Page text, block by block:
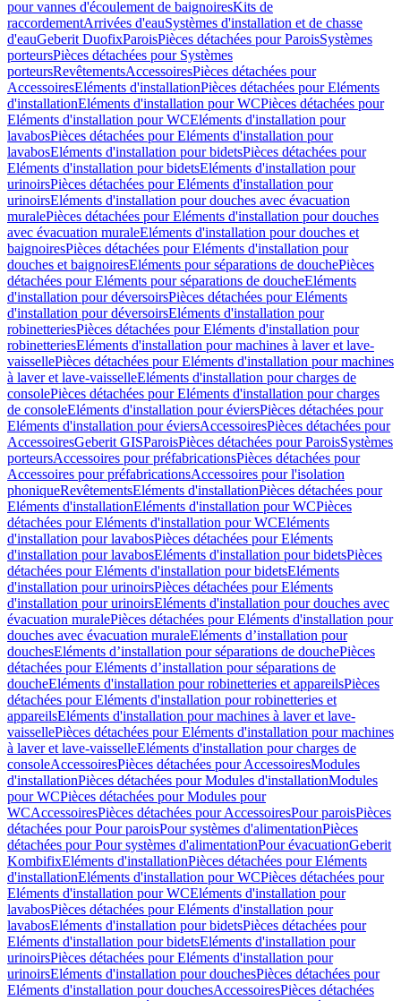
pour vannes d'écoulement de baignoiresKits de
raccordementArrivées d'eauSystèmes d'installation et de chasse
d'eauGeberit DuofixParoisPièces détachées pour ParoisSystèmes
porteursPièces détachées pour Systèmes
porteursRevêtementsAccessoiresPièces détachées pour
AccessoiresEléments d'installationPièces détachées pour Eléments
d'installationEléments d'installation pour WCPièces détachées pour
Eléments d'installation pour WCEléments d'installation pour
lavabosPièces détachées pour Eléments d'installation pour
lavabosEléments d'installation pour bidetsPièces détachées pour
Eléments d'installation pour bidetsEléments d'installation pour
urinoirsPièces détachées pour Eléments d'installation pour
urinoirsEléments d'installation pour douches avec évacuation
muralePièces détachées pour Eléments d'installation pour douches
avec évacuation muraleEléments d'installation pour douches et
baignoiresPièces détachées pour Eléments d'installation pour
douches et baignoiresEléments pour séparations de douchePièces
détachées pour Eléments pour séparations de doucheEléments
d'installation pour déversoirsPièces détachées pour Eléments
d'installation pour déversoirsEléments d'installation pour
robinetteriesPièces détachées pour Eléments d'installation pour
robinetteriesEléments d'installation pour machines à laver et lave-
vaissellePièces détachées pour Eléments d'installation pour machines
à laver et lave-vaisselleEléments d'installation pour charges de
consolePièces détachées pour Eléments d'installation pour charges
de consoleEléments d'installation pour éviersPièces détachées pour
Eléments d'installation pour éviersAccessoiresPièces détachées pour
AccessoiresGeberit GISParoisPièces détachées pour ParoisSystèmes
porteursAccessoires pour préfabricationsPièces détachées pour
Accessoires pour préfabricationsAccessoires pour l'isolation
phoniqueRevêtementsEléments d'installationPièces détachées pour
Eléments d'installationEléments d'installation pour WCPièces
détachées pour Eléments d'installation pour WCEléments
d'installation pour lavabosPièces détachées pour Eléments
d'installation pour lavabosEléments d'installation pour bidetsPièces
détachées pour Eléments d'installation pour bidetsEléments
d'installation pour urinoirsPièces détachées pour Eléments
d'installation pour urinoirsEléments d'installation pour douches avec
évacuation muralePièces détachées pour Eléments d'installation pour
douches avec évacuation muraleEléments d’installation pour
douchesEléments d’installation pour séparations de douchePièces
détachées pour Eléments d’installation pour séparations de
doucheEléments d'installation pour robinetteries et appareilsPièces
détachées pour Eléments d'installation pour robinetteries et
appareilsEléments d'installation pour machines à laver et lave-
vaissellePièces détachées pour Eléments d'installation pour machines
à laver et lave-vaisselleEléments d'installation pour charges de
consoleAccessoiresPièces détachées pour AccessoiresModules
d'installationPièces détachées pour Modules d'installationModules
pour WCPièces détachées pour Modules pour
WCAccessoiresPièces détachées pour AccessoiresPour paroisPièces
détachées pour Pour paroisPour systèmes d'alimentationPièces
détachées pour Pour systèmes d'alimentationPour évacuationGeberit
KombifixEléments d'installationPièces détachées pour Eléments
d'installationEléments d'installation pour WCPièces détachées pour
Eléments d'installation pour WCEléments d'installation pour
lavabosPièces détachées pour Eléments d'installation pour
lavabosEléments d'installation pour bidetsPièces détachées pour
Eléments d'installation pour bidetsEléments d'installation pour
urinoirsPièces détachées pour Eléments d'installation pour
urinoirsEléments d'installation pour douchesPièces détachées pour
Eléments d'installation pour douchesAccessoiresPièces détachées